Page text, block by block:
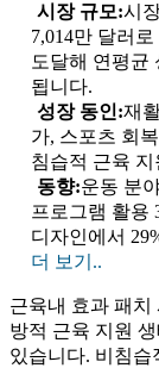
시장 규모:시
7,014만 달러
도달해 연평균
됩니다.
성장 동인:재
가, 스포츠 회
침습적 근육 지
동향:운동 분
프로그램 활용
디자인에서
더 보기..
근육내 효과 패치
방적 근육 지원
있습니다. 비침습